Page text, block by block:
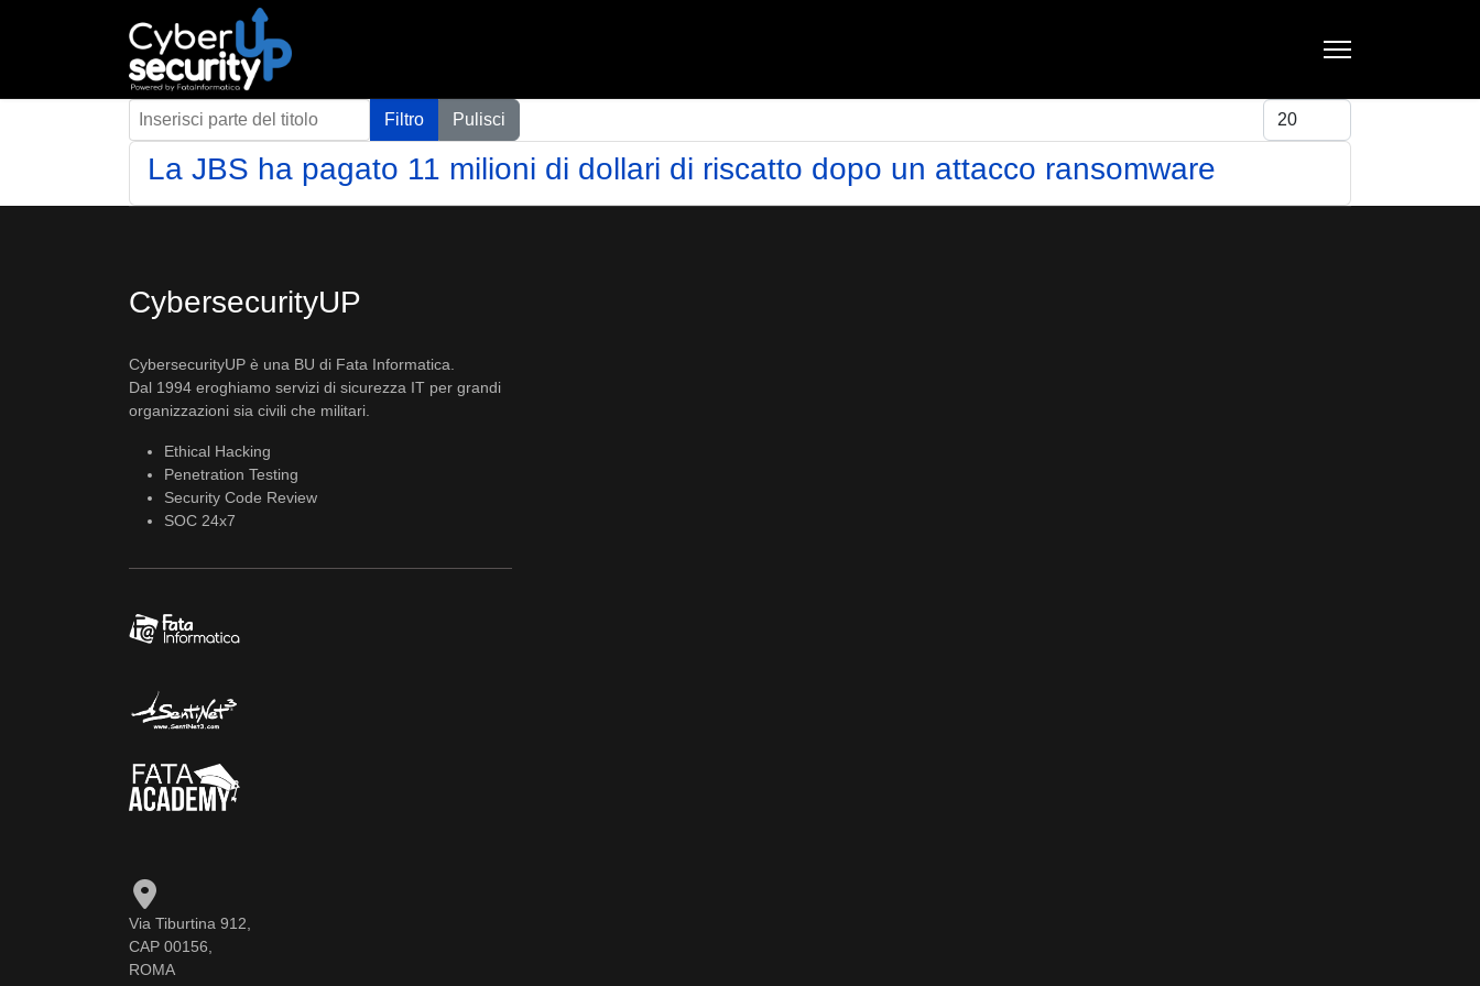
Inserisci parte del titolo Filtro Pulisci Visualizza #
La JBS ha pagato 11 milioni di dollari di riscatto dopo un attacco ransomware
CybersecurityUP
CybersecurityUP è una BU di Fata Informatica.
Dal 1994 eroghiamo servizi di sicurezza IT per grandi
organizzazioni sia civili che militari.
Ethical Hacking
Penetration Testing
Security Code Review
SOC 24x7
Via Tiburtina 912,
CAP 00156,
ROMA